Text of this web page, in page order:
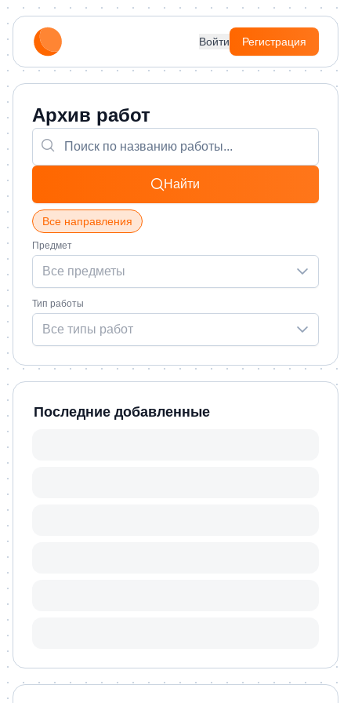
Войти Регистрация
Архив работ
Найти
Все направления
Предмет
Все предметы
Тип работы
Все типы работ
Последние добавленные